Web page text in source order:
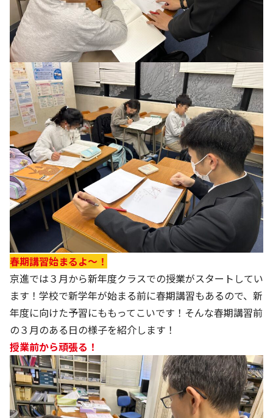
春期講習始まるよ～！
京進では３月から新年度クラスでの授業がスタートしてい
ます！学校で新学年が始まる前に春期講習もあるので、新
年度に向けた予習にももってこいです！そんな春期講習前
の３月のある日の様子を紹介します！
授業前から頑張る！